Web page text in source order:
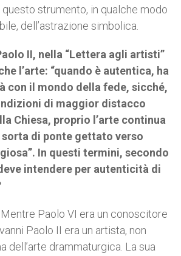
strumento, in qualche modo
dell’astrazione simbolica.
II, nella “Lettera agli artisti”
l’arte: “quando è autentica, ha
con il mondo della fede, sicché,
di maggior distacco
Chiesa, proprio l’arte continua
di ponte gettato verso
In questi termini, secondo
intendere per autenticità di
Paolo VI era un conoscitore
Paolo II era un artista, non
dell’arte drammaturgica. La sua